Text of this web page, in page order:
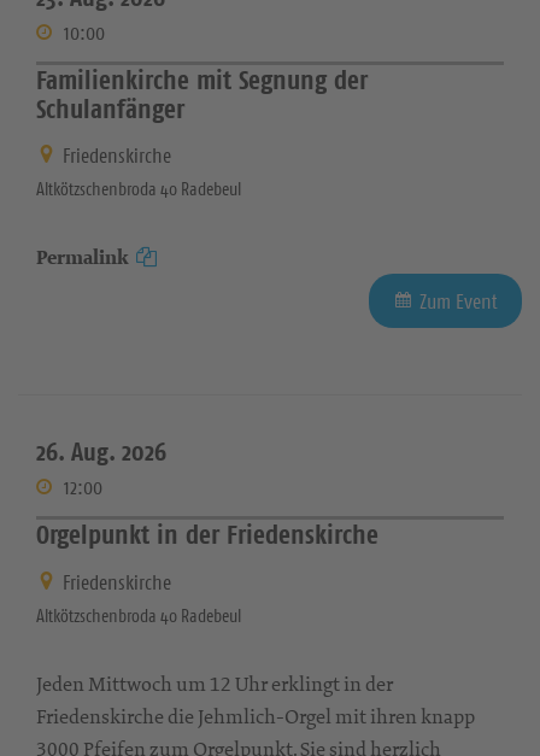
10:00
Familienkirche mit Segnung der
Schulanfänger
Friedenskirche
Altkötzschenbroda 40 Radebeul
Permalink
Zum Event
26. Aug. 2026
12:00
Orgelpunkt in der Friedenskirche
Friedenskirche
Altkötzschenbroda 40 Radebeul
Jeden Mittwoch um 12 Uhr erklingt in der
Friedenskirche die Jehmlich-Orgel mit ihren knapp
3000 Pfeifen zum Orgelpunkt. Sie sind herzlich